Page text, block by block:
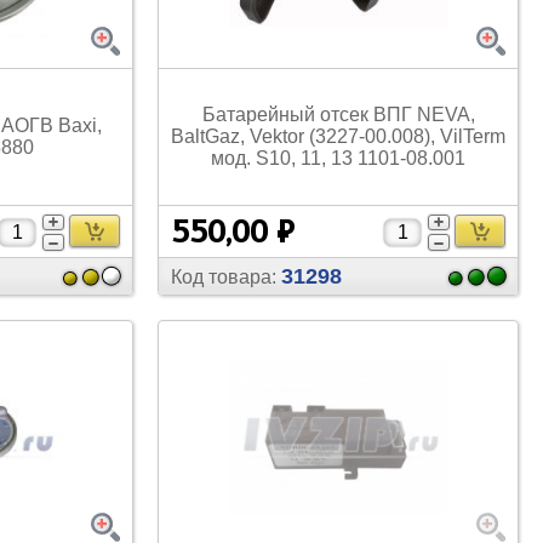
Переключатели
Кронштейны, решетки,
козырьки
Компрессоры для
неповоротные с опорой
Труба медная
АОГВ Baxi,
Батарейный отсек ВПГ NEVA,
BaltGaz, Vektor (3227-00.008), VilTerm
мод. S10, 11, 13 1101-08.001
550,00 ₽
Код товара: 31298